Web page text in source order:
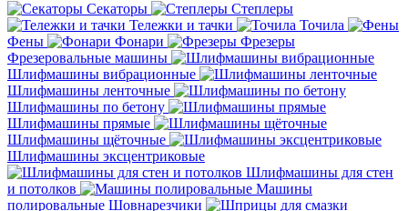
Секаторы
Степлеры
Тележки и тачки
Точила
Фены
Фонари
Фрезеры
Фрезеровальные машины
Шлифмашины вибрационные
Шлифмашины ленточные
Шлифмашины по бетону
Шлифмашины прямые
Шлифмашины щёточные
Шлифмашины эксцентриковые
Шлифмашины для стен
и потолков
Машины
полировальные Шовнарезчики